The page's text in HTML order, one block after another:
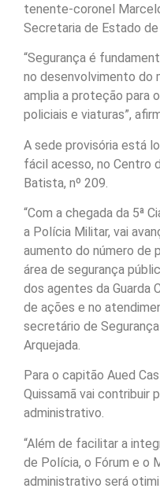
tenente-coronel
Secretaria de Estado
“Segurança é
no desenvolvimento do
amplia a proteção para
policiais e viaturas”,
A sede provisória está
fácil acesso, no Centro
Batista, nº 209.
“Com a chegada da 5ª
a Polícia Militar, vai
aumento do número de
área de segurança
dos agentes da Guarda
de ações e no
secretário de
Arquejada.
Para o capitão Aued
Quissamã vai contribuir
administrativo.
“Além de facilitar a
de Polícia, o Fórum e o
administrativo será